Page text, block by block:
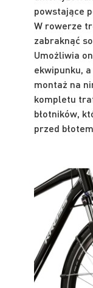
powstające
W rowerze
zabraknąć
Umożliwia
ekwipunku,
montaż na
kompletu
błotników,
przed